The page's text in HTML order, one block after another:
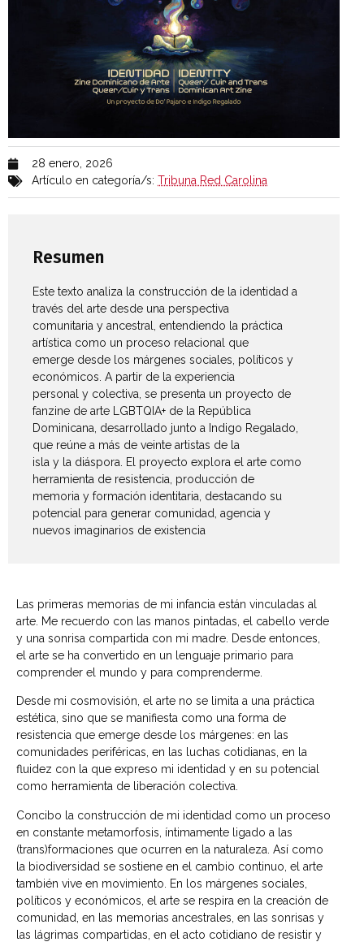
28 enero, 2026
Artículo en categoría/s: Tribuna Red Carolina
Resumen
Este texto analiza la construcción de la identidad a
través del arte desde una perspectiva
comunitaria y ancestral, entendiendo la práctica
artística como un proceso relacional que
emerge desde los márgenes sociales, políticos y
económicos. A partir de la experiencia
personal y colectiva, se presenta un proyecto de
fanzine de arte LGBTQIA+ de la República
Dominicana, desarrollado junto a Indigo Regalado,
que reúne a más de veinte artistas de la
isla y la diáspora. El proyecto explora el arte como
herramienta de resistencia, producción de
memoria y formación identitaria, destacando su
potencial para generar comunidad, agencia y
nuevos imaginarios de existencia
Las primeras memorias de mi infancia están vinculadas al
arte. Me recuerdo con las manos pintadas, el cabello verde
y una sonrisa compartida con mi madre. Desde entonces,
el arte se ha convertido en un lenguaje primario para
comprender el mundo y para comprenderme.
Desde mi cosmovisión, el arte no se limita a una práctica
estética, sino que se manifiesta como una forma de
resistencia que emerge desde los márgenes: en las
comunidades periféricas, en las luchas cotidianas, en la
fluidez con la que expreso mi identidad y en su potencial
como herramienta de liberación colectiva.
Concibo la construcción de mi identidad como un proceso
en constante metamorfosis, íntimamente ligado a las
(trans)formaciones que ocurren en la naturaleza. Así como
la biodiversidad se sostiene en el cambio continuo, el arte
también vive en movimiento. En los márgenes sociales,
políticos y económicos, el arte se respira en la creación de
comunidad, en las memorias ancestrales, en las sonrisas y
las lágrimas compartidas, en el acto cotidiano de resistir y